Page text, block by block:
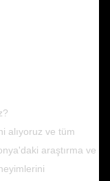
alıyoruz ve tüm
araştırma ve